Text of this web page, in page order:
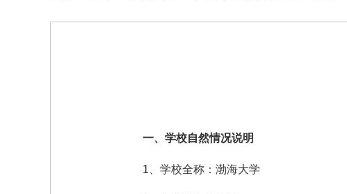
一、学校自然情况说明
1、学校全称：渤海大学